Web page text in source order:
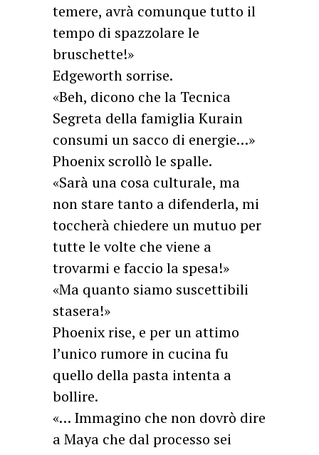
temere, avrà comunque tutto il
tempo di spazzolare le
bruschette!»
Edgeworth sorrise.
«Beh, dicono che la Tecnica
Segreta della famiglia Kurain
consumi un sacco di energie…»
Phoenix scrollò le spalle.
«Sarà una cosa culturale, ma
non stare tanto a difenderla, mi
toccherà chiedere un mutuo per
tutte le volte che viene a
trovarmi e faccio la spesa!»
«Ma quanto siamo suscettibili
stasera!»
Phoenix rise, e per un attimo
l’unico rumore in cucina fu
quello della pasta intenta a
bollire.
«… Immagino che non dovrò dire
a Maya che dal processo sei